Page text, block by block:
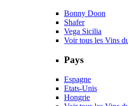
Bonny Doon
Shafer
Vega Sicilia
Voir tous les Vins
Pays
Espagne
Etats-Unis
Hongrie